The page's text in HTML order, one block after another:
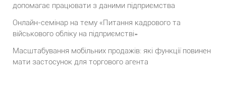
допомагає працювати з даними підприємства
Онлайн-семінар на тему «Питання кадрового та
військового обліку на підприємстві»
Масштабування мобільних продажів: які функції повинен
мати застосунок для торгового агента